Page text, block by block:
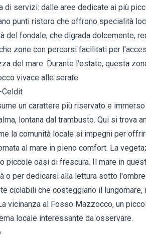
servizi: dalle aree dedicate ai più
punti ristoro che offrono specialità
del fondale, che digrada dolcemente,
zone con percorsi facilitati per
del mare. Durante l'estate, questa
vivace alle serate.
Celdit
un carattere più riservato e immerso
lontana dal trambusto. Qui si trova
la comunità locale si impegni per
al mare in pieno comfort. La
piccole oasi di frescura. Il mare in
o per dedicarsi alla lettura sotto
ciclabili che costeggiano il lungomare,
vicinanza al Fosso Mazzocco, un
locale interessante da osservare.